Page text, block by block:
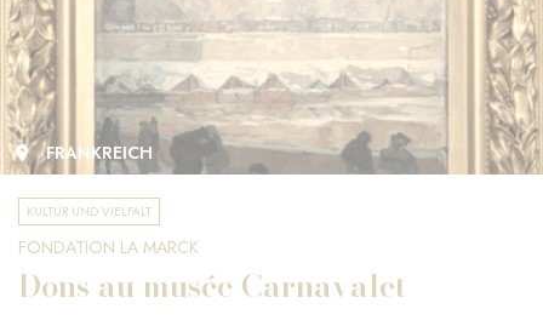
FRANKREICH
KULTUR UND VIELFALT
FONDATION LA MARCK
Dons au musée Carnavalet